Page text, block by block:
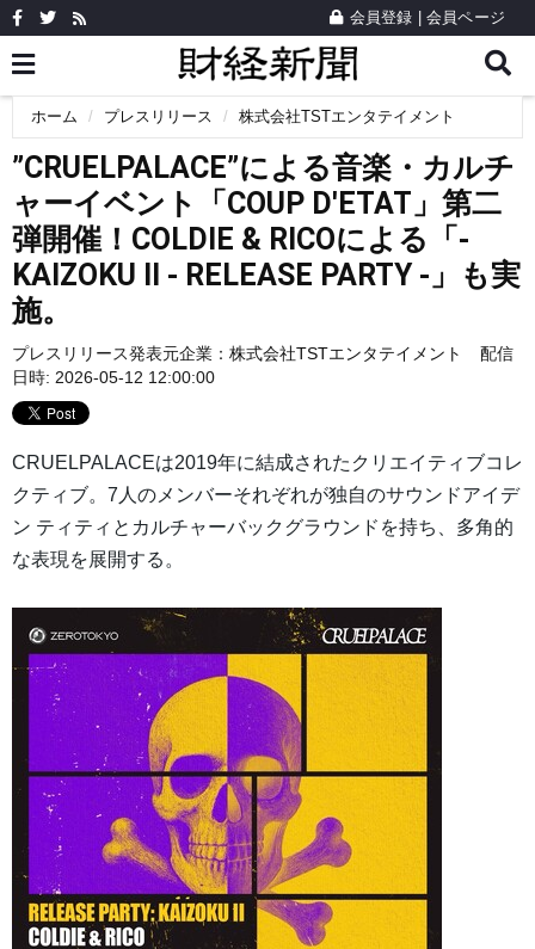
会員登録 会員ページ
ホーム プレスリリース 株式会社TSTエンタテイメント
”CRUELPALACE”による音楽・カルチ
ャーイベント「COUP D'ETAT」第二
弾開催！COLDIE & RICOによる「-
KAIZOKU II - RELEASE PARTY -」も実
施。
プレスリリース発表元企業： 株式会社TSTエンタテイメント
配信
日時: 2026-05-12 12:00:00
CRUELPALACEは2019年に結成されたクリエイティブコレ
クティブ。7人のメンバーそれぞれが独自のサウンドアイデ
ン ティティとカルチャーバックグラウンドを持ち、多角的
な表現を展開する。